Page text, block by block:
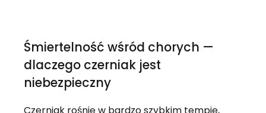
Śmiertelność wśród chorych —
dlaczego czerniak jest
niebezpieczny